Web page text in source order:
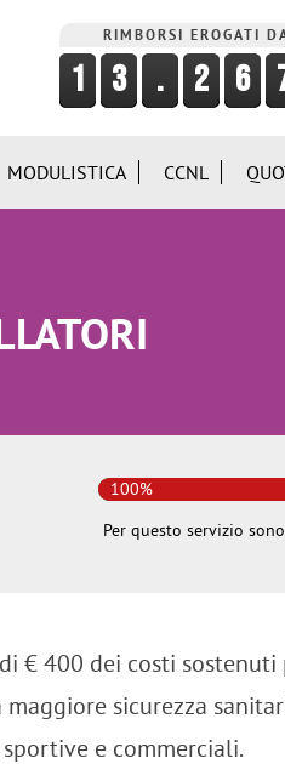
RIMBORSI EROGATI
MODULISTICA CCNL
100%
Per questo servizio
€ 400 dei costi
sicurezza
e commerciali.